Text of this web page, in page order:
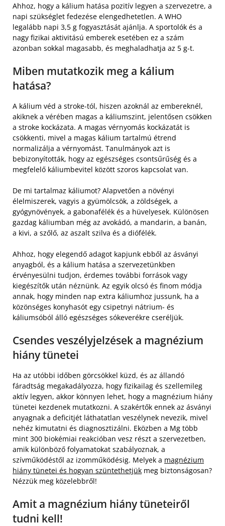
Ahhoz, hogy a kálium hatása pozitív legyen a szervezetre, a
napi szükséglet fedezése elengedhetetlen. A WHO
legalább napi 3,5 g fogyasztását ajánlja. A sportolók és a
nagy fizikai aktivitású emberek esetében ez a szám
azonban sokkal magasabb, és meghaladhatja az 5 g-t.
Miben mutatkozik meg a kálium
hatása?
A kálium véd a stroke-tól, hiszen azoknál az embereknél,
akiknek a vérében magas a káliumszint, jelentősen csökken
a stroke kockázata. A magas vérnyomás kockázatát is
csökkenti, mivel a magas kálium tartalmú étrend
normalizálja a vérnyomást. Tanulmányok azt is
bebizonyították, hogy az egészséges csontsűrűség és a
megfelelő káliumbevitel között szoros kapcsolat van.
De mi tartalmaz káliumot? Alapvetően a növényi
élelmiszerek, vagyis a gyümölcsök, a zöldségek, a
gyógynövények, a gabonafélék és a hüvelyesek. Különösen
gazdag káliumban még az avokádó, a mandarin, a banán,
a kivi, a szőlő, az aszalt szilva és a diófélék.
Ahhoz, hogy elegendő adagot kapjunk ebből az ásványi
anyagból, és a kálium hatása a szervezetünkben
érvényesülni tudjon, érdemes további források vagy
kiegészítők után néznünk. Az egyik olcsó és finom módja
annak, hogy minden nap extra káliumhoz jussunk, ha a
közönséges konyhasót egy csipetnyi nátrium- és
káliumsóból álló egészséges sókeverékre cseréljük.
Csendes veszélyjelzések a magnézium
hiány tünetei
Ha az utóbbi időben görcsökkel küzd, és az állandó
fáradtság megakadályozza, hogy fizikailag és szellemileg
aktív legyen, akkor könnyen lehet, hogy a magnézium hiány
tünetei kezdenek mutatkozni. A szakértők ennek az ásványi
anyagnak a deficitjét láthatatlan veszélynek nevezik, mivel
nehéz kimutatni és diagnosztizálni. Eközben a Mg több
mint 300 biokémiai reakcióban vesz részt a szervezetben,
amik különböző folyamatokat szabályoznak, a
szívműködéstől az izomműködésig. Melyek a magnézium
hiány tünetei és hogyan szüntethetjük meg biztonságosan?
Nézzük meg közelebbről!
Amit a magnézium hiány tüneteiről
tudni kell!